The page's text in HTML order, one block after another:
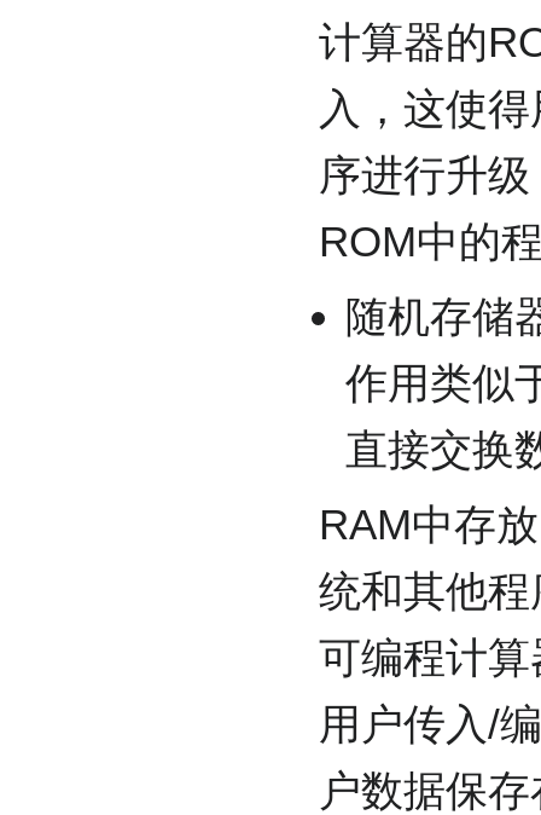
计算器的
入，这使
序进行升
ROM中的
随机存储
作用类似
直接交换
RAM中存
统和其他
可编程计
用户传入/
户数据保